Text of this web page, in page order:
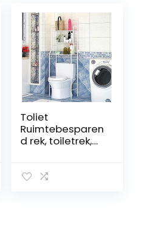
Toliet
Ruimtebesparen
d rek, toiletrek,
opbergrek,